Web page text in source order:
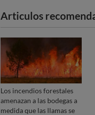
Articulos
Los incendios forestales
amenazan a las bodegas a
medida que las llamas se